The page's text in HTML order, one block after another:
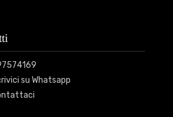
su Whatsapp